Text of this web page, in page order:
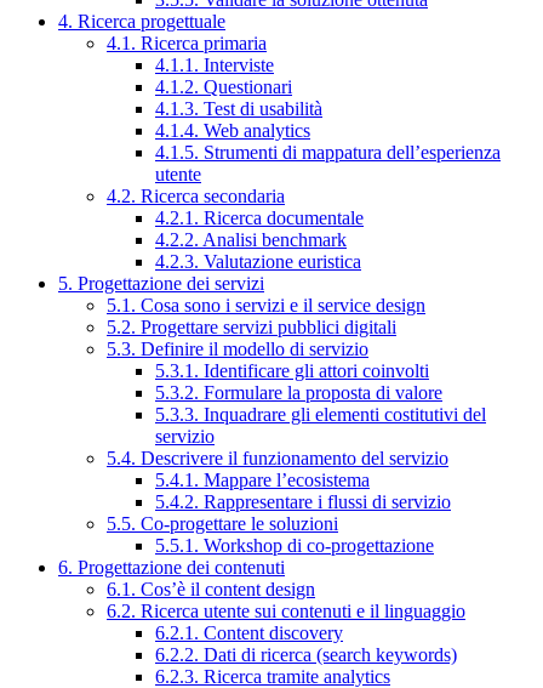
4. Ricerca progettuale
4.1. Ricerca primaria
4.1.1. Interviste
4.1.2. Questionari
4.1.3. Test di usabilità
4.1.4. Web analytics
4.1.5. Strumenti di mappatura dell’esperienza
utente
4.2. Ricerca secondaria
4.2.1. Ricerca documentale
4.2.2. Analisi benchmark
4.2.3. Valutazione euristica
5. Progettazione dei servizi
5.1. Cosa sono i servizi e il service design
5.2. Progettare servizi pubblici digitali
5.3. Definire il modello di servizio
5.3.1. Identificare gli attori coinvolti
5.3.2. Formulare la proposta di valore
5.3.3. Inquadrare gli elementi costitutivi del
servizio
5.4. Descrivere il funzionamento del servizio
5.4.1. Mappare l’ecosistema
5.4.2. Rappresentare i flussi di servizio
5.5. Co-progettare le soluzioni
5.5.1. Workshop di co-progettazione
6. Progettazione dei contenuti
6.1. Cos’è il content design
6.2. Ricerca utente sui contenuti e il linguaggio
6.2.1. Content discovery
6.2.2. Dati di ricerca (search keywords)
6.2.3. Ricerca tramite analytics